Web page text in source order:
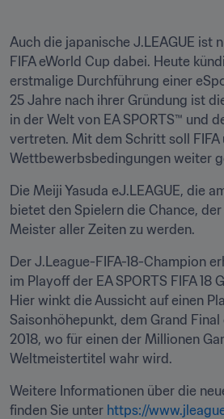
Auch die japanische J.LEAGUE ist
FIFA eWorld Cup dabei. Heute
erstmalige Durchführung einer
25 Jahre nach ihrer Gründung ist
in der Welt von EA SPORTS™ und
vertreten. Mit dem Schritt soll FIFA
Wettbewerbsbedingungen weiter
Die Meiji Yasuda eJ.LEAGUE, die
bietet den Spielern die Chance,
Meister aller Zeiten zu werden.
Der J.League-FIFA-18-Champion
im Playoff der EA SPORTS FIFA 18
Hier winkt die Aussicht auf einen
Saisonhöhepunkt, dem Grand Final
2018, wo für einen der Millionen
Weltmeistertitel wahr wird.
Weitere Informationen über die
finden Sie unter https://